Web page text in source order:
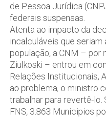
de Pessoa Jurídica
federais suspensas.
Atenta ao impacto da
incalculáveis que seriam
população, a CNM – por
Ziulkoski – entrou em
Relações Institucionais,
ao problema, o ministro
trabalhar para revertê-
FNS, 3.863 Municípios